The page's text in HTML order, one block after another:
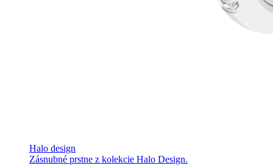
Halo design
Zásnubné prstne z kolekcie Halo Design.